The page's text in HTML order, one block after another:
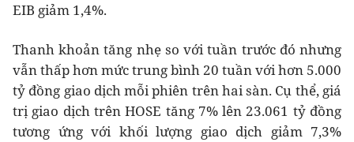
EIB giảm 1,4%.
Thanh khoản tăng nhẹ so với tuần trước đó nhưng
vẫn thấp hơn mức trung bình 20 tuần với hơn 5.000
tỷ đồng giao dịch mỗi phiên trên hai sàn. Cụ thể, giá
trị giao dịch trên HOSE tăng 7% lên 23.061 tỷ đồng
tương ứng với khối lượng giao dịch giảm 7,3%